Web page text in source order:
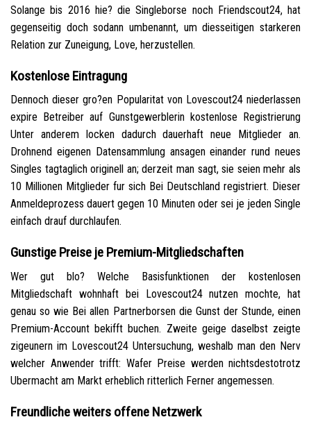
Solange bis 2016 hie? die Singleborse noch Friendscout24, hat
gegenseitig doch sodann umbenannt, um diesseitigen starkeren
Relation zur Zuneigung, Love, herzustellen.
Kostenlose Eintragung
Dennoch dieser gro?en Popularitat von Lovescout24 niederlassen
expire Betreiber auf Gunstgewerblerin kostenlose Registrierung
Unter anderem locken dadurch dauerhaft neue Mitglieder an.
Drohnend eigenen Datensammlung ansagen einander rund neues
Singles tagtaglich originell an; derzeit man sagt, sie seien mehr als
10 Millionen Mitglieder fur sich Bei Deutschland registriert. Dieser
Anmeldeprozess dauert gegen 10 Minuten oder sei je jeden Single
einfach drauf durchlaufen.
Gunstige Preise je Premium-Mitgliedschaften
Wer gut blo? Welche Basisfunktionen der kostenlosen
Mitgliedschaft wohnhaft bei Lovescout24 nutzen mochte, hat
genau so wie Bei allen Partnerborsen die Gunst der Stunde, einen
Premium-Account bekifft buchen. Zweite geige daselbst zeigte
zigeunern im Lovescout24 Untersuchung, weshalb man den Nerv
welcher Anwender trifft: Wafer Preise werden nichtsdestotrotz
Ubermacht am Markt erheblich ritterlich Ferner angemessen.
Freundliche weiters offene Netzwerk